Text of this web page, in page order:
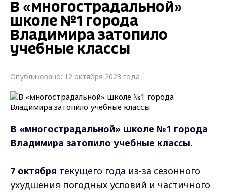
В «многострадальной»
школе №1 города
Владимира затопило
учебные классы
Опубликовано: 12 октября 2023 года
В «многострадальной» школе №1 города
Владимира затопило учебные классы.
7 октября текущего года из-за сезонного
ухудшения погодных условий и частичного